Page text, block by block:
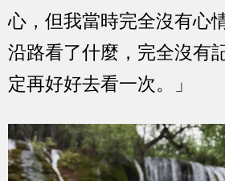
心，但我當時完全沒有心
沿路看了什麼，完全沒有
定再好好去看一次。」